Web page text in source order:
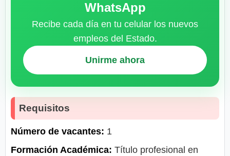
WhatsApp
Recibe cada día en tu celular los nuevos
empleos del Estado.
Unirme ahora
Requisitos
Número de vacantes: 1
Formación Académica: Título profesional en